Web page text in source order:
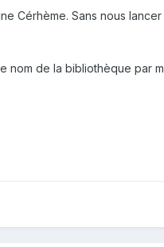
Cérhème. Sans nous
nom de la bibliothèque par